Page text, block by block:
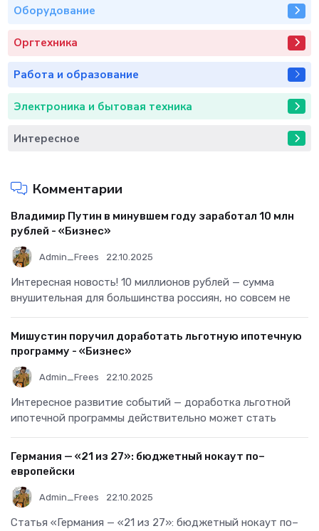
Оборудование
Оргтехника
Работа и образование
Электроника и бытовая техника
Интересное
Комментарии
Владимир Путин в минувшем году заработал 10 млн
рублей - «Бизнес»
Admin_Frees 22.10.2025
Интересная новость! 10 миллионов рублей — сумма
внушительная для большинства россиян, но совсем не
Мишустин поручил доработать льготную ипотечную
программу - «Бизнес»
Admin_Frees 22.10.2025
Интересное развитие событий — доработка льготной
ипотечной программы действительно может стать
Германия — «21 из 27»: бюджетный нокаут по–
европейски
Admin_Frees 22.10.2025
Статья «Германия — «21 из 27»: бюджетный нокаут по–